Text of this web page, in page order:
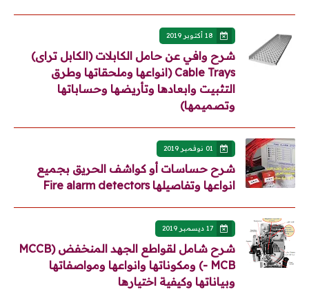
18 أكتوبر 2019
شرح وافي عن حامل الكابلات (الكابل تراى)
Cable Trays (انواعها وملحقاتها وطرق
التثبيت وابعادها وتأريضها وحساباتها
وتصميمها)
01 نوفمبر 2019
شرح حساسات أو كواشف الحريق بجميع
انواعها وتفاصيلها Fire alarm detectors
17 ديسمبر 2019
شرح شامل لقواطع الجهد المنخفض (MCCB
- MCB) ومكوناتها وانواعها ومواصفاتها
وبياناتها وكيفية اختيارها